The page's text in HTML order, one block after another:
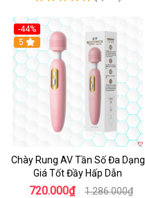
-44%
Hot
5
Chày Rung AV Tần Số Đa Dạng
Giá Tốt Đầy Hấp Dẫn
720.000₫ 1.286.000₫